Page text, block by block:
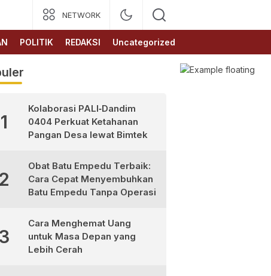
NETWORK
POLITIK REDAKSI Uncategorized
1
Kolaborasi PALI‑Dandim
0404 Perkuat Ketahanan
Pangan Desa lewat Bimtek
2
Obat Batu Empedu Terbaik:
Cara Cepat Menyembuhkan
Batu Empedu Tanpa Operasi
3
Cara Menghemat Uang
untuk Masa Depan yang
Lebih Cerah